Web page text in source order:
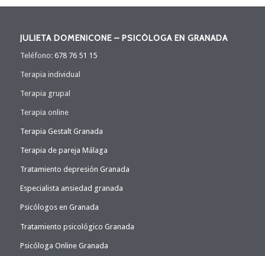
JULIETA DOMENICONE – PSICÓLOGA EN GRANADA
Teléfono: 678 76 51 15
Terapia individual
Terapia grupal
Terapia online
Terapia Gestalt Granada
Terapia de pareja Málaga
Tratamiento depresión Granada
Especialista ansiedad granada
Psicólogos en Granada
Tratamiento psicológico Granada
Psicóloga Online Granada